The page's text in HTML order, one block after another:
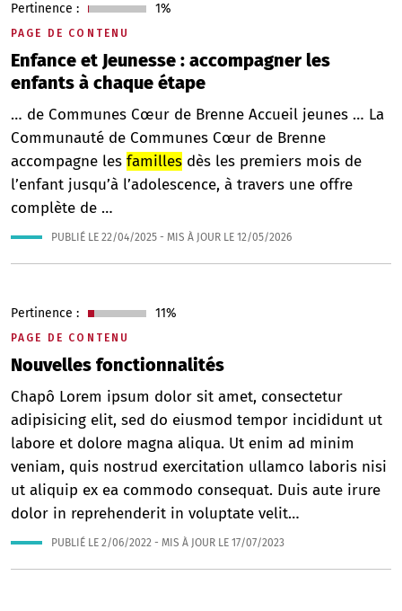
PAGE DE CONTENU
Enfance et Jeunesse : accompagner les
enfants à chaque étape
Pertinence : 1%
… de Communes Cœur de Brenne Accueil jeunes … La
Communauté de Communes Cœur de Brenne
accompagne les familles dès les premiers mois de
l’enfant jusqu’à l’adolescence, à travers une offre
complète de …
PUBLIÉ LE 22/04/2025 - MIS À JOUR LE 12/05/2026
PAGE DE CONTENU
Nouvelles fonctionnalités
Pertinence : 11%
Chapô Lorem ipsum dolor sit amet, consectetur
adipisicing elit, sed do eiusmod tempor incididunt ut
labore et dolore magna aliqua. Ut enim ad minim
veniam, quis nostrud exercitation ullamco laboris nisi
ut aliquip ex ea commodo consequat. Duis aute irure
dolor in reprehenderit in voluptate velit…
PUBLIÉ LE 2/06/2022 - MIS À JOUR LE 17/07/2023